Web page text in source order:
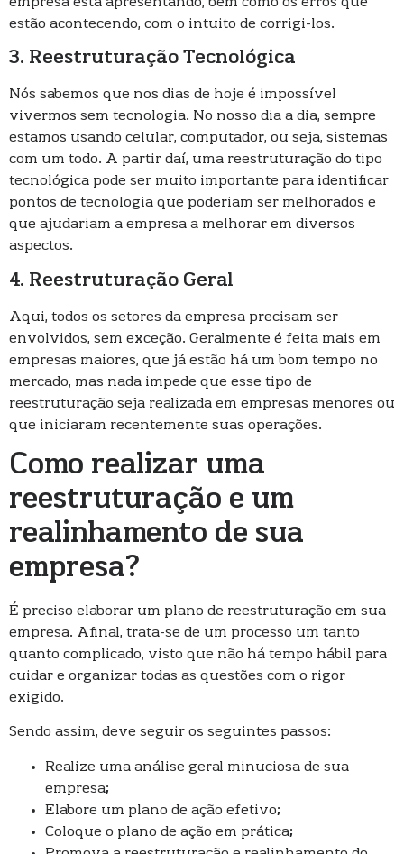
estão acontecendo, com o intuito de corrigi-los.
3. Reestruturação Tecnológica
Nós sabemos que nos dias de hoje é impossível
vivermos sem tecnologia. No nosso dia a dia, sempre
estamos usando celular, computador, ou seja, sistemas
com um todo. A partir daí, uma reestruturação do tipo
tecnológica pode ser muito importante para identificar
pontos de tecnologia que poderiam ser melhorados e
que ajudariam a empresa a melhorar em diversos
aspectos.
4. Reestruturação Geral
Aqui, todos os setores da empresa precisam ser
envolvidos, sem exceção. Geralmente é feita mais em
empresas maiores, que já estão há um bom tempo no
mercado, mas nada impede que esse tipo de
reestruturação seja realizada em empresas menores ou
que iniciaram recentemente suas operações.
Como realizar uma
reestruturação e um
realinhamento de sua
empresa?
É preciso elaborar um plano de reestruturação em sua
empresa. Afinal, trata-se de um processo um tanto
quanto complicado, visto que não há tempo hábil para
cuidar e organizar todas as questões com o rigor
exigido.
Sendo assim, deve seguir os seguintes passos:
Realize uma análise geral minuciosa de sua
empresa;
Elabore um plano de ação efetivo;
Coloque o plano de ação em prática;